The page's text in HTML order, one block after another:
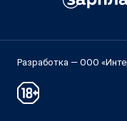
Разработка — ООО